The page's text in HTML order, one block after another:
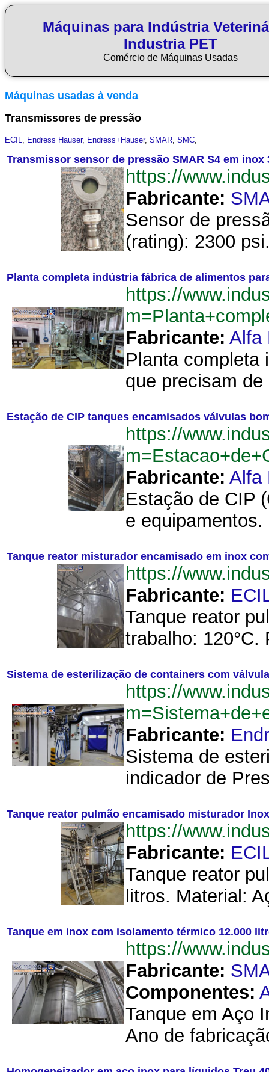
Máquinas para Indústria
Industria PET
Comércio de Máquinas Usadas
Máquinas usadas à venda
Transmissores de pressão
ECIL, Endress Hauser, Endress+Hauser, SMAR, SMC,
Transmissor sensor de pressão SMAR S4 em inox
https://
Fabricante:
Sensor de
(rating): 2300
Planta completa indústria fábrica de alimentos
https://
Fabricante: Alfa
Planta completa
que precisam
Estação de CIP tanques encamisados válvulas
https://
Fabricante: Alfa
Estação de CIP
e
Tanque reator misturador encamisado em inox
https://
Fabricante:
Tanque reator
trabalho:
Sistema de esterilização de containers com
https://
Fabricante:
Sistema de
indicador de
Tanque reator pulmão encamisado misturador
https://
Fabricante:
Tanque reator
litros. Material:
Tanque em inox com isolamento térmico 12.000
https://
Fabricante:
Componentes:
Tanque em Aço
Ano de